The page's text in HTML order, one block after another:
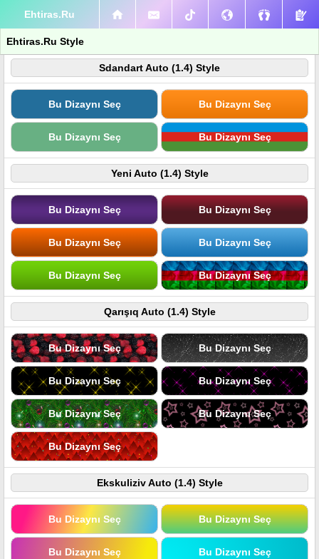
Ehtiras.Ru
Ehtiras.Ru Style
Sdandart Auto (1.4) Style
Bu Dizaynı Seç Bu Dizaynı Seç
Bu Dizaynı Seç Bu Dizaynı Seç
Yeni Auto (1.4) Style
Bu Dizaynı Seç Bu Dizaynı Seç
Bu Dizaynı Seç Bu Dizaynı Seç
Bu Dizaynı Seç Bu Dizaynı Seç
Qarışıq Auto (1.4) Style
Bu Dizaynı Seç Bu Dizaynı Seç
Bu Dizaynı Seç Bu Dizaynı Seç
Bu Dizaynı Seç Bu Dizaynı Seç
Bu Dizaynı Seç
Ekskuliziv Auto (1.4) Style
Bu Dizaynı Seç Bu Dizaynı Seç
Bu Dizaynı Seç Bu Dizaynı Seç